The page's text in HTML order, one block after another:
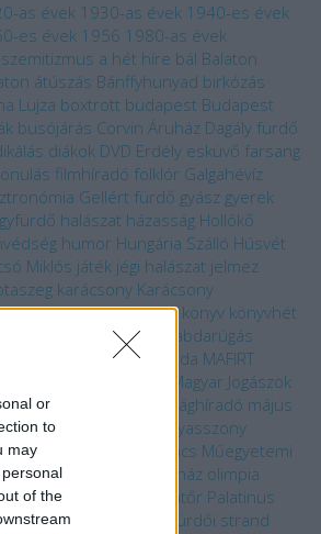
or
to
may
of the
as évek 1930-as évek 1940-es évek
es évek 1956 1980-as évek
a hét híre bál Balaton
átúszás Bánffyhunyad birkózás
Lujza boxtrott budapest Budapest
busójárás Corvin Áruház Dagály fürdő
diákok DVD Erdély esküvő farsang
filmhíradó folklór Galgahévíz
Gellért fürdő gyász gyerek
halászat házasság Hollókő
humor Hungária Szálló Húsvét
Miklós játék jégi halászat jelmez
karácsony Karácsony
Karád karnevál könyv könyvhét
Cukrászda
labdarúgás
Lukács Cukrászda MAFIRT
Magyar Jogászok
Egyesülete
Magyar Világhíradó május
Megyer Tibor
menyasszony
Mohács Műegyetemi
Club
New York Kávéház olimpia
falu
operatőr Palatinus
publikáció
Pünkösdfürdői strand